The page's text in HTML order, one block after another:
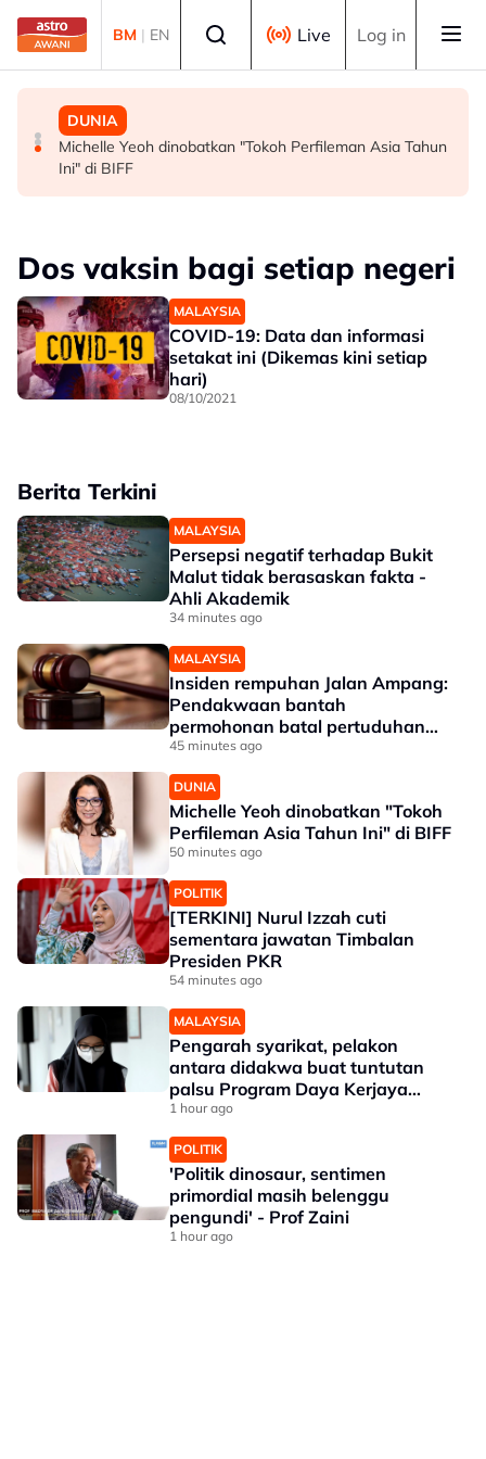
Skip to main content
BM | EN Live Log in
MALAYSIA
Persepsi negatif terhadap Bukit Malut tidak berasaskan
fakta - Ahli Akademik
MALAYSIA
Insiden rempuhan Jalan Ampang: Pendakwaan bantah
permohonan batal pertuduhan bunuh
DUNIA
Michelle Yeoh dinobatkan "Tokoh Perfileman Asia Tahun
Ini" di BIFF
Dos vaksin bagi setiap negeri
MALAYSIA
COVID-19: Data dan informasi
setakat ini (Dikemas kini setiap
hari)
08/10/2021
Berita Terkini
MALAYSIA
Persepsi negatif terhadap Bukit
Malut tidak berasaskan fakta -
Ahli Akademik
34 minutes ago
MALAYSIA
Insiden rempuhan Jalan Ampang:
Pendakwaan bantah
permohonan batal pertuduhan
bunuh
45 minutes ago
DUNIA
Michelle Yeoh dinobatkan "Tokoh
Perfileman Asia Tahun Ini" di BIFF
50 minutes ago
POLITIK
[TERKINI] Nurul Izzah cuti
sementara jawatan Timbalan
Presiden PKR
54 minutes ago
MALAYSIA
Pengarah syarikat, pelakon
antara didakwa buat tuntutan
palsu Program Daya Kerjaya
Perkeso
1 hour ago
POLITIK
'Politik dinosaur, sentimen
primordial masih belenggu
pengundi' - Prof Zaini
1 hour ago